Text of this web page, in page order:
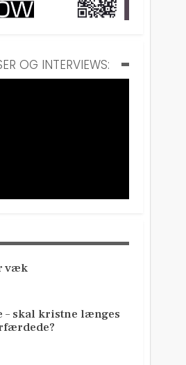
OG INTERVIEWS:
væk
– skal kristne længes